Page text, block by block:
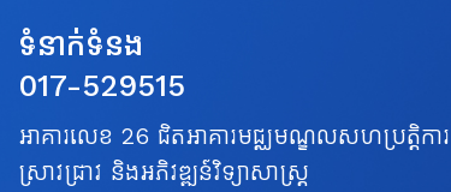
ទំនាក់ទំនង
017-529515
អាគារលេខ 26 ជិតអាគារមជ្ឈមណ្ឌលសហប្រត្តិការ
ស្រាវជ្រាវ និងអភិវឌ្ឍន៍វិទ្យាសាស្ត្រ